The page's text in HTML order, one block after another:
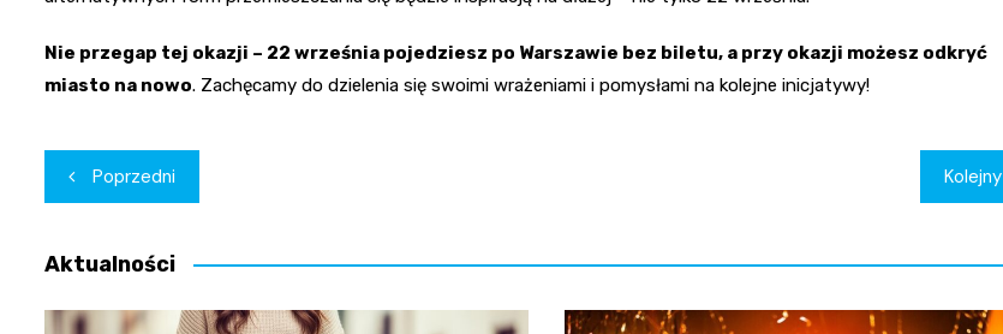
Nie przegap tej okazji – 22 września pojedziesz po Warszawie bez biletu, a przy okazji możesz odkryć
miasto na nowo. Zachęcamy do dzielenia się swoimi wrażeniami i pomysłami na kolejne inicjatywy!
Nawigacja
wpisu
Poprzedni Kolejny
Aktualności